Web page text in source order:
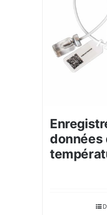
données